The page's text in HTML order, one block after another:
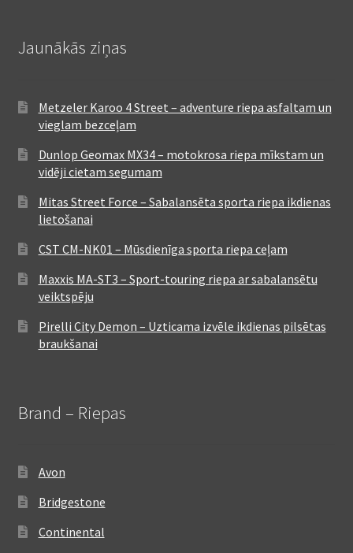
Jaunākās ziņas
Metzeler Karoo 4 Street – adventure riepa asfaltam un
vieglam bezceļam
Dunlop Geomax MX34 – motokrosa riepa mīkstam un
vidēji cietam segumam
Mitas Street Force – Sabalansēta sporta riepa ikdienas
lietošanai
CST CM-NK01 – Mūsdienīga sporta riepa ceļam
Maxxis MA-ST3 – Sport-touring riepa ar sabalansētu
veiktspēju
Pirelli City Demon – Uzticama izvēle ikdienas pilsētas
braukšanai
Brand – Riepas
Avon
Bridgestone
Continental